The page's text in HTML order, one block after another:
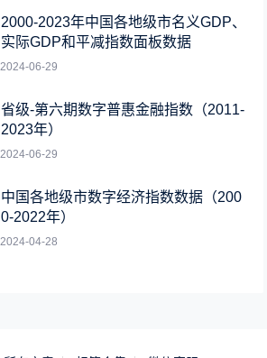
2000-2023年中国各地级市名义GDP、
实际GDP和平减指数面板数据
2024-06-29
省级-第六期数字普惠金融指数（2011-
2023年）
2024-06-29
中国各地级市数字经济指数数据（200
0-2022年）
2024-04-28